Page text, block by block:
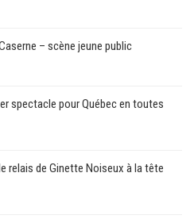
– scène jeune public
spectacle pour Québec en toutes
relais de Ginette Noiseux à la tête